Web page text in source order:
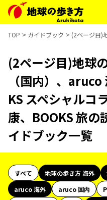
TOP ガイドブック (2ページ目)
(2ページ目)地球
（国内）、
KS スペシャルコ
康、BOOKS 旅の
イドブック一覧
すべて 地球の歩き方 海外
aruco 海外
aruco 国内